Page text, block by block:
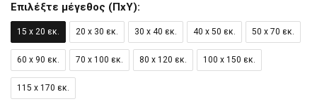
Επιλέξτε μέγεθος (ΠxΥ):
15 x 20 εκ. 20 x 30 εκ. 30 x 40 εκ. 40 x 50 εκ. 50 x 70 εκ.
60 x 90 εκ. 70 x 100 εκ. 80 x 120 εκ. 100 x 150 εκ.
115 x 170 εκ.